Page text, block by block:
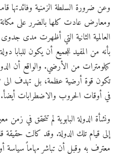
وعن ضرورة السلطة الزمنية وفائدتها
ومعارض عادت كلها بالضرر على مكانة
العالمية الثانية التي أظهرت مدى
بأنه من المفيد للجميع أن يكون للبابا
كيلومترات من الأرضي. والواقع أن
تكون قوة أرضية عظمة، بل تهدف الى
في أوقات الحروب والاضطرابات أيضأ.
ونشأة الدولة البابوية لم تتحقق في
إلى قيام تلك الدولة. وقد كالت حقيقة
معترف به وقبل أن تباشر مهاماً سياسة